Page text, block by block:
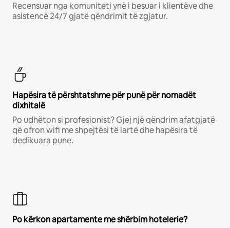
Recensuar nga komuniteti ynë i besuar i klientëve dhe
asistencë 24/7 gjatë qëndrimit të zgjatur.
Hapësira të përshtatshme për punë për nomadët
dixhitalë
Po udhëton si profesionist? Gjej një qëndrim afatgjatë
që ofron wifi me shpejtësi të lartë dhe hapësira të
dedikuara pune.
Po kërkon apartamente me shërbim hotelerie?